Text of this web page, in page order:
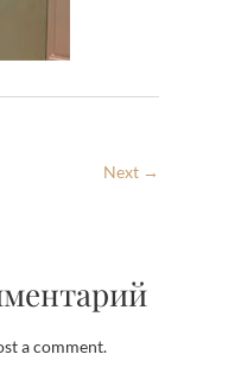
Next →
a comment.